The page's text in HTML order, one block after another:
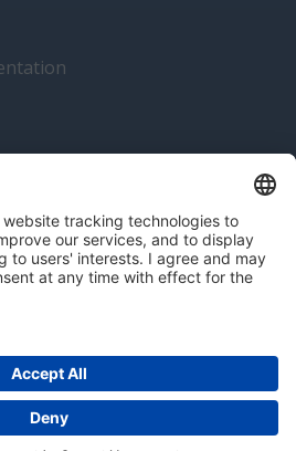
Disclaimer
Colofon
B.V.. All rights reserved.